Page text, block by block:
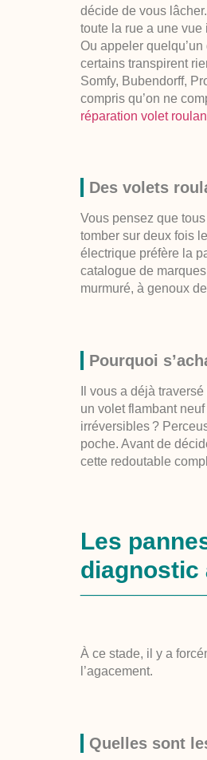
décide de vous
toute la rue a une
Ou appeler
certains transpirent
Somfy, Bubendorff,
compris qu’on ne
réparation volet
Des volets
Vous pensez que
tomber sur deux fois
électrique préfère la
catalogue de
murmuré, à genoux
Pourquoi
Il vous a déjà
un volet flambant
irréversibles ?
poche. Avant de
cette redoutable
Les
diagnostic
À ce stade, il y a
l’agacement.
Quelles sont